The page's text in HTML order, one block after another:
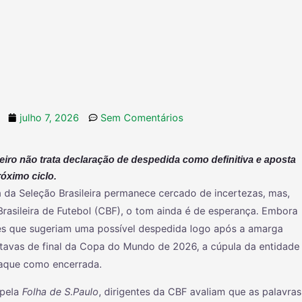
julho 7, 2026 Sem Comentários
não trata declaração de despedida como definitiva e aposta
ciclo.
Seleção Brasileira permanece cercado de incertezas, mas,
de Futebol (CBF), o tom ainda é de esperança. Embora
que sugeriam uma possível despedida logo após a amarga
de final da Copa do Mundo de 2026, a cúpula da entidade
como encerrada.
Folha de S.Paulo, dirigentes da CBF avaliam que as palavras